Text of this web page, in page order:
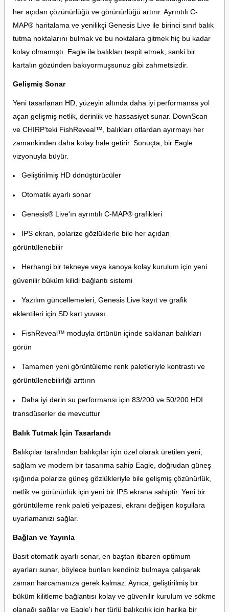
her açıdan çözünürlüğü ve görünürlüğü artırır. Ayrıntılı C-
MAP® haritalama ve yenilikçi Genesis Live ile birinci sınıf balık
tutma noktalarını bulmak ve bu noktalara gitmek hiç bu kadar
kolay olmamıştı. Eagle ile balıkları tespit etmek, sanki bir
kartalın gözünden bakıyormuşsunuz gibi zahmetsizdir.
Gelişmiş Sonar
Yeni tasarlanan HD, yüzeyin altında daha iyi performansa yol
açan gelişmiş netlik, derinlik ve hassasiyet sunar. DownScan
ve CHIRP'teki FishReveal™, balıkları otlardan ayırmayı her
zamankinden daha kolay hale getirir. Sonuçta, bir Eagle
vizyonuyla büyür.
Geliştirilmiş HD dönüştürücüler
Otomatik ayarlı sonar
Genesis® Live'ın ayrıntılı C-MAP® grafikleri
IPS ekran, polarize gözlüklerle bile her açıdan
görüntülenebilir
Herhangi bir tekneye veya kanoya kolay kurulum için yeni
güvenilir büküm kilidi bağlantı sistemi
Yazılım güncellemeleri, Genesis Live kayıt ve grafik
eklentileri için SD kart yuvası
FishReveal™ moduyla örtünün içinde saklanan balıkları
görün
Tamamen yeni görüntüleme renk paletleriyle kontrastı ve
görüntülenebilirliği arttırın
Daha iyi derin su performansı için 83/200 ve 50/200 HDI
transdüserler de mevcuttur
Balık Tutmak İçin Tasarlandı
Balıkçılar tarafından balıkçılar için özel olarak üretilen yeni,
sağlam ve modern bir tasarıma sahip Eagle, doğrudan güneş
ışığında polarize güneş gözlükleriyle bile gelişmiş çözünürlük,
netlik ve görünürlük için yeni bir IPS ekrana sahiptir. Yeni bir
görüntüleme renk paleti yelpazesi, ekranı değişen koşullara
uyarlamanızı sağlar.
Bağlan ve Yayınla
Basit otomatik ayarlı sonar, en baştan itibaren optimum
ayarları sunar, böylece bunları kendiniz bulmaya çalışarak
zaman harcamanıza gerek kalmaz. Ayrıca, geliştirilmiş bir
büküm kilitleme bağlantısı kolay ve güvenilir kurulum ve sökme
olanağı sağlar ve Eagle'ı her türlü balıkçılık için harika bir